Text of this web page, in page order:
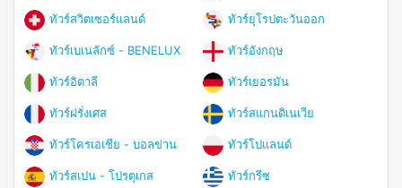
ทัวร์สวิตเซอร์แลนด์ ทัวร์ยุโรปตะวันออก
ทัวร์เบเนลักซ์ - BENELUX ทัวร์อังกฤษ
ทัวร์อิตาลี ทัวร์เยอรมัน
ทัวร์ฝรั่งเศส ทัวร์สแกนดิเนเวีย
ทัวร์โครเอเชีย - บอลข่าน ทัวร์โปแลนด์
ทัวร์สเปน - โปรตุเกส ทัวร์กรีซ